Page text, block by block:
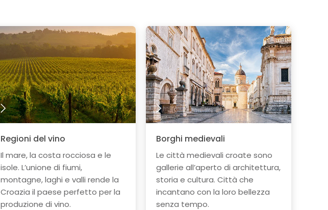
Regioni del vino
Il mare, la costa rocciosa e le
isole. L’unione di fiumi,
montagne, laghi e valli rende la
Croazia il paese perfetto per la
produzione di vino.
Borghi medievali
Le città medievali croate sono
gallerie all’aperto di architettura,
storia e cultura. Città che
incantano con la loro bellezza
senza tempo.